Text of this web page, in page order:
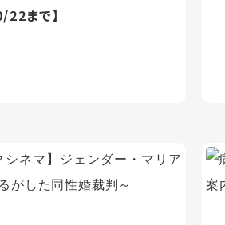
22まで】